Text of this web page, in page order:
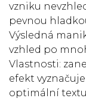
vzniku
pevnou
Výsledná
vzhled po
Vlastnosti:
efekt
optimální